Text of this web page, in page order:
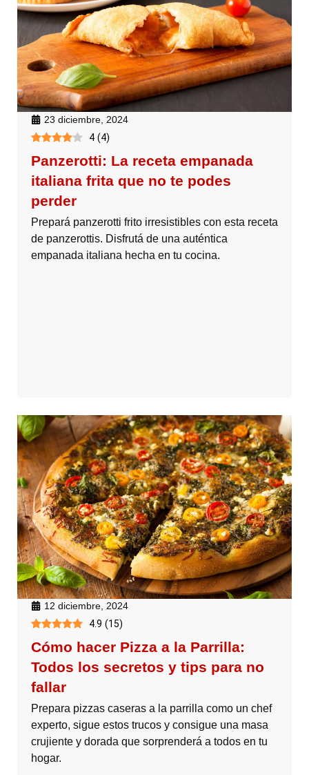
23 diciembre, 2024
4 (4)
Panzerotti: La receta empanada
italiana frita que no te podes
perder
Prepará panzerotti frito irresistibles con esta receta
de panzerottis. Disfrutá de una auténtica
empanada italiana hecha en tu cocina.
12 diciembre, 2024
4.9 (15)
Cómo hacer Pizza a la Parrilla:
Todos los secretos y tips para no
fallar
Prepara pizzas caseras a la parrilla como un chef
experto, sigue estos trucos y consigue una masa
crujiente y dorada que sorprenderá a todos en tu
hogar.